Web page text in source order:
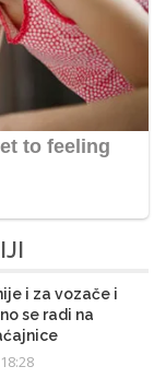
i za vozače i
se radi na